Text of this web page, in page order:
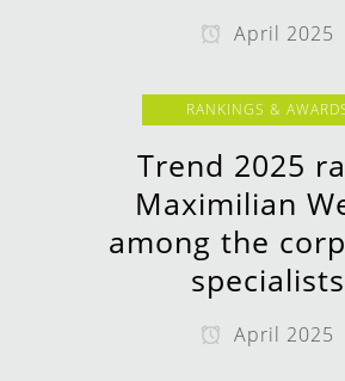
April 2025
RANKINGS &
Trend 2025
Maximilian
among the
specialists
April 2025